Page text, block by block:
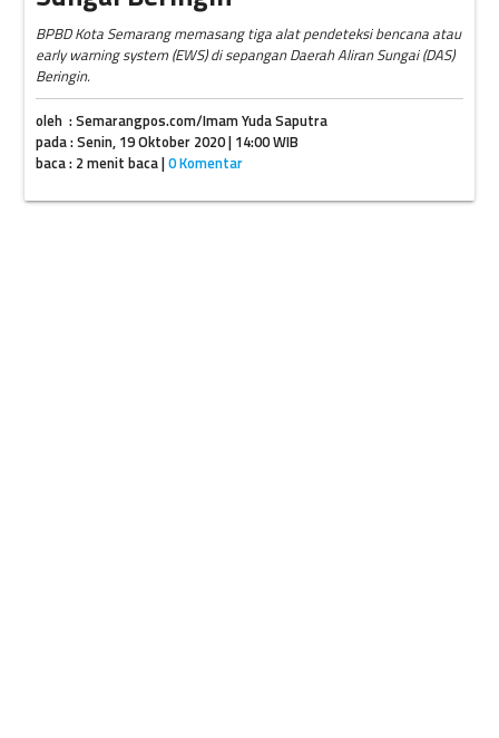
BPBD Kota Semarang memasang tiga alat pendeteksi bencana atau
early warning system (EWS) di sepangan Daerah Aliran Sungai (DAS)
Beringin.
oleh : Semarangpos.com/Imam Yuda Saputra
pada : Senin, 19 Oktober 2020 | 14:00 WIB
baca : 2 menit baca |0 Komentar